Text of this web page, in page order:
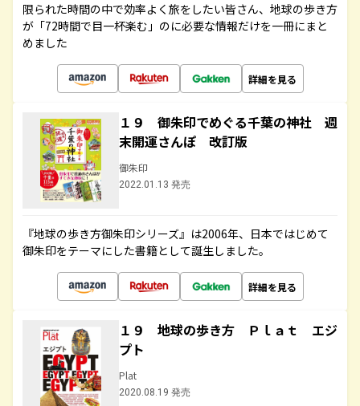
限られた時間の中で効率よく旅をしたい皆さん、地球の歩き方
が「72時間で目一杯楽む」のに必要な情報だけを一冊にまと
めました
詳細を見る
１９ 御朱印でめぐる千葉の神社 週
末開運さんぽ 改訂版
御朱印
2022.01.13 発売
『地球の歩き方御朱印シリーズ』は2006年、日本ではじめて
御朱印をテーマにした書籍として誕生しました。
詳細を見る
１９ 地球の歩き方 Ｐｌａｔ エジ
プト
Plat
2020.08.19 発売